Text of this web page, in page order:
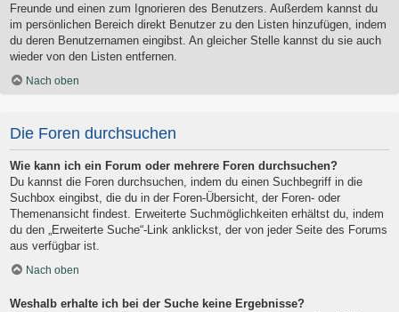
Freunde und einen zum Ignorieren des Benutzers. Außerdem kannst du
im persönlichen Bereich direkt Benutzer zu den Listen hinzufügen, indem
du deren Benutzernamen eingibst. An gleicher Stelle kannst du sie auch
wieder von den Listen entfernen.
Nach oben
Die Foren durchsuchen
Wie kann ich ein Forum oder mehrere Foren durchsuchen?
Du kannst die Foren durchsuchen, indem du einen Suchbegriff in die
Suchbox eingibst, die du in der Foren-Übersicht, der Foren- oder
Themenansicht findest. Erweiterte Suchmöglichkeiten erhältst du, indem
du den „Erweiterte Suche“-Link anklickst, der von jeder Seite des Forums
aus verfügbar ist.
Nach oben
Weshalb erhalte ich bei der Suche keine Ergebnisse?